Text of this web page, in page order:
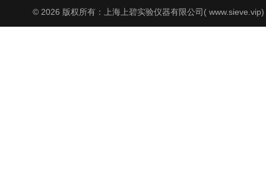
© 2026 版权所有：上海上碧实验仪器有限公司(